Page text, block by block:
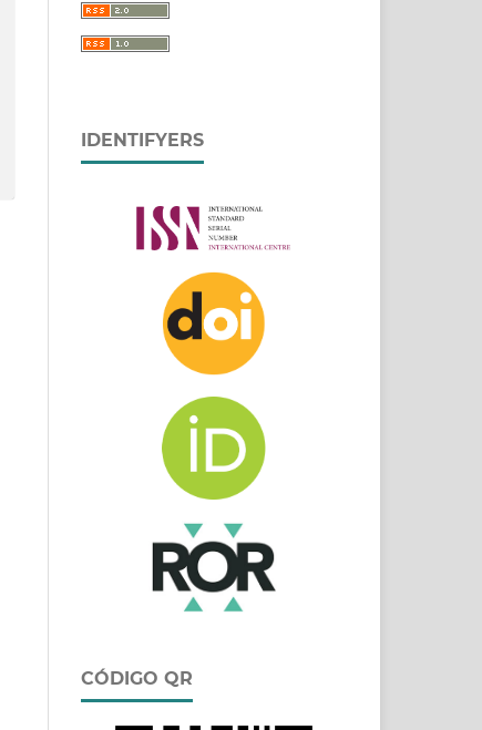
IDENTIFYERS
CÓDIGO QR